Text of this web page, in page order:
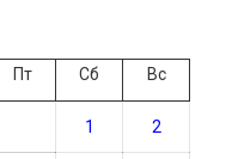
Пт Сб Вс
1 2